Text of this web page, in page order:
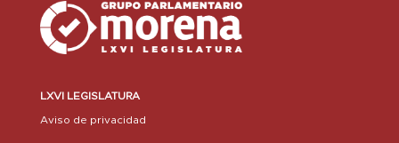
LXVI LEGISLATURA
Aviso de privacidad